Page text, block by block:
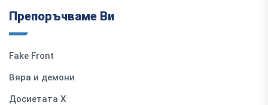
Препоръчваме Ви
Fake Front
Вяра и демони
Досиетата Х